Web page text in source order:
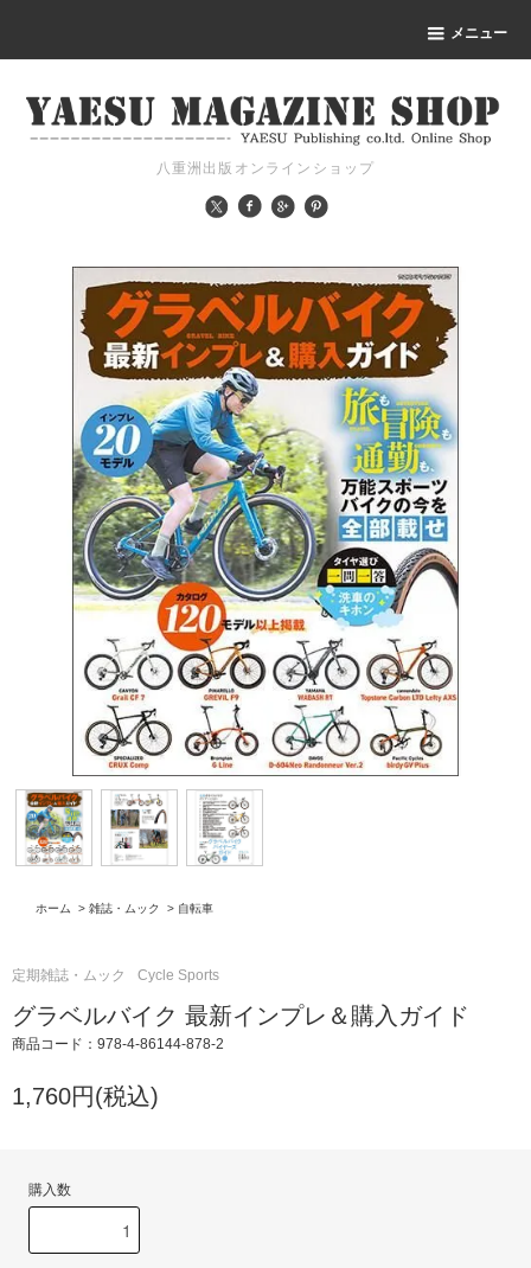
メニュー
八重洲出版オンラインショップ
ホーム > 雑誌・ムック > 自転車
定期雑誌・ムック Cycle Sports
グラベルバイク 最新インプレ＆購入ガイド
商品コード：978-4-86144-878-2
1,760円(税込)
購入数